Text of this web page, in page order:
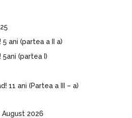
5 ani (partea a II a)
5ani (partea I)
11 ani (Partea a III – a)
August 2026